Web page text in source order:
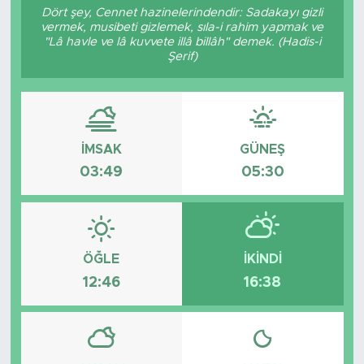
Dört şey, Cennet hazinelerindendir: Sadakayı gizli
vermek, musibeti gizlemek, sıla-i rahim yapmak ve
"Lâ havle ve lâ kuvvete illâ billâh" demek. (Hadis-i
Şerif)
İMSAK
03:49
GÜNEŞ
05:30
ÖĞLE
12:46
İKINDI
16:38